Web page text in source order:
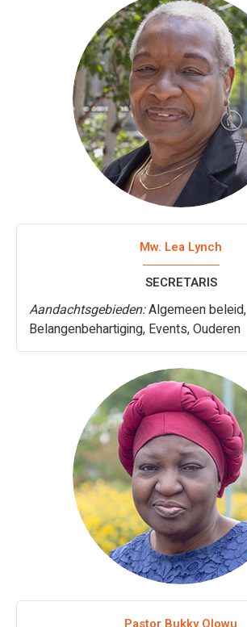
Mw. Lea Lynch
SECRETARIS
Aandachtsgebieden:Algemeen beleid,
Belangenbehartiging, Events, Ouderen